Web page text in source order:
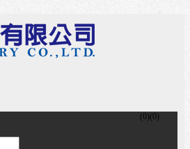
(0)(0)